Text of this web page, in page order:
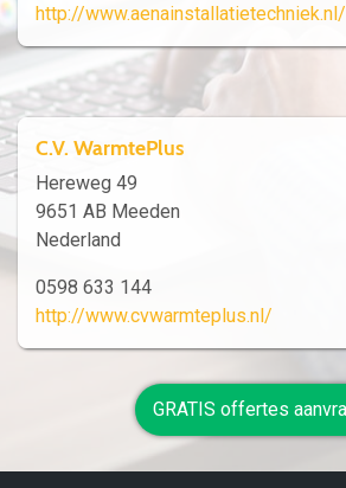
http://www.aenainstallatietechniek.nl/
C.V. WarmtePlus
Hereweg 49
9651 AB Meeden
Nederland
0598 633 144
http://www.cvwarmteplus.nl/
GRATIS offertes